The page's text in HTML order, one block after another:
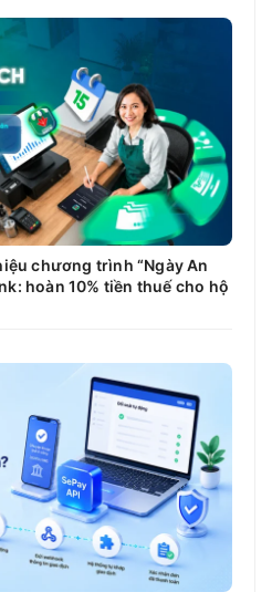
chương trình “Ngày An
hoàn 10% tiền thuế cho hộ